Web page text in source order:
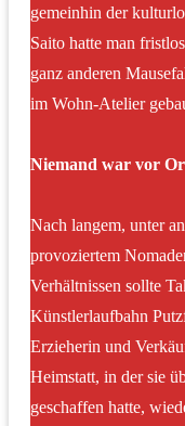
gemeinhin der
Saito hatte man
ganz anderen
im Wohn-Atelier
Niemand war vor
Nach langem, unter
provoziertem
Verhältnissen sollte
Künstlerlaufbahn
Erzieherin und
Heimstatt, in der sie
geschaffen hatte,